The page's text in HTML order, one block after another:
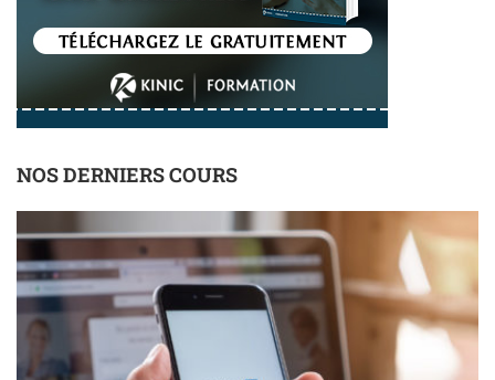
NOS DERNIERS COURS